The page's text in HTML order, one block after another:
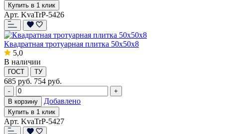
Купить в 1 клик
Арт. KvaTrP-5426
Квадратная тротуарная плитка 50х50х8
5,0
В наличии
ГОСТ ТУ
685 руб. 754 руб.
-
+
В корзину
Добавлено
Купить в 1 клик
Арт. KvaTrP-5427